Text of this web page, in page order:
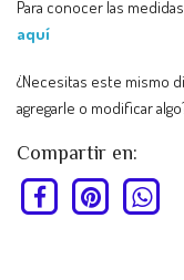
Para conocer las
aquí
¿Necesitas este mismo
agregarle o modificar
Compartir en: